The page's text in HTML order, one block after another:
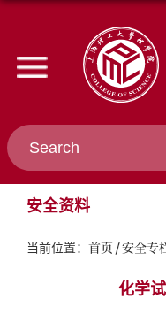
安全资料
当前位置： 首页 安全专
化学